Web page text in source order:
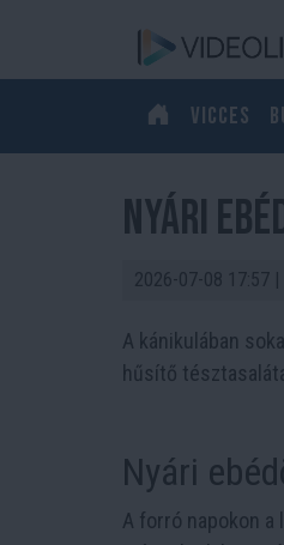
Vicces
Nyári
2026-07-08 17:57
A kánikulában
hűsítő
Nyári
A forró napokon a